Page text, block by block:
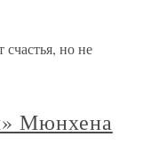
но не
Мюнхена